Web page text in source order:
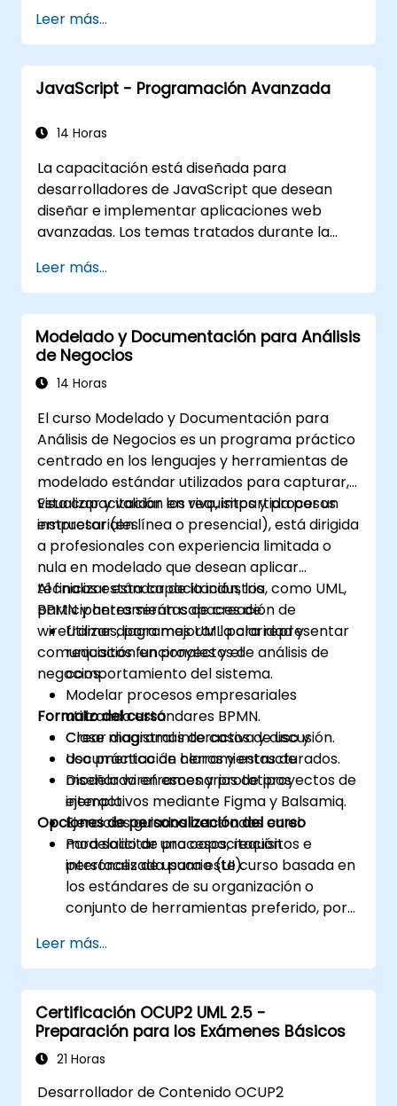
la comunicación y los resultados del
proyecto.
Estar completamente preparados para
presentarse y aprobar el examen de
Fundamental.
Leer más...
JavaScript - Programación Avanzada
14 Horas
La capacitación está diseñada para
desarrolladores de JavaScript que desean
diseñar e implementar aplicaciones web
avanzadas. Los temas tratados durante la
mejores prácticas en programación con
JavaScript y resaltar los errores más
comunes. Un punto importante de la
capacitación es discutir el uso de la
programación orientada a objetos disponible
mediante la sintaxis de JavaScript.
Leer más...
Modelado y Documentación para Análisis
de Negocios
14 Horas
El curso Modelado y Documentación para
Análisis de Negocios es un programa práctico
centrado en los lenguajes y herramientas de
modelado estándar utilizados para capturar,
visualizar y validar los requisitos y procesos
empresariales.
Esta capacitación en vivo, impartida por un
instructor (en línea o presencial), está dirigida
a profesionales con experiencia limitada o
nula en modelado que desean aplicar
técnicas estándar de la industria, como UML,
BPMN y herramientas de creación de
wireframes, para mejorar la claridad y
comunicación en proyectos de análisis de
negocios.
Al finalizar esta capacitación, los
participantes serán capaces de:
Utilizar diagramas UML para representar
requisitos funcionales y el
comportamiento del sistema.
Modelar procesos empresariales
utilizando estándares BPMN.
Crear diagramas de casos de uso y
documentación claros y estructurados.
Diseñar wireframes y prototipos
interactivos mediante Figma y Balsamiq.
Formato del curso
Clase magistral interactiva y discusión.
Uso práctico de herramientas de
modelado en escenarios de proyectos de
ejemplo.
Ejercicios guiados centrados en el
modelado de procesos, requisitos e
interfaces de usuario (UI).
Opciones de personalización del curso
Para solicitar una capacitación
personalizada para este curso basada en
los estándares de su organización o
conjunto de herramientas preferido, por
Leer más...
Certificación OCUP2 UML 2.5 -
Preparación para los Exámenes Básicos
21 Horas
Desarrollador de Contenido OCUP2